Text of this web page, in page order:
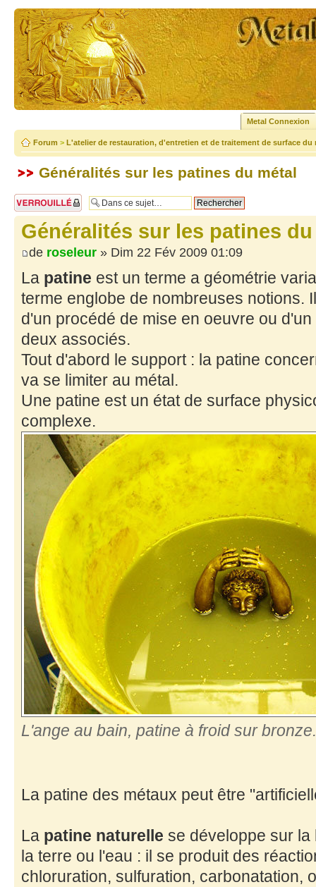
Metal Connexion
Forum > L'atelier de restauration, d'entretien et de traitement de surface du
Généralités sur les patines du métal
Sujet verrouillé
Généralités sur les patines
de roseleur » Dim 22 Fév 2009 01:09
La patine est un terme a géométrie
terme englobe de nombreuses notions.
d'un procédé de mise en oeuvre ou
deux associés.
Tout d'abord le support : la patine
va se limiter au métal.
Une patine est un état de surface
complexe.
L'ange au bain, patine à froid sur bronze.
La patine des métaux peut être
La patine naturelle se développe sur
la terre ou l'eau : il se produit des
chloruration, sulfuration, carbonatation,